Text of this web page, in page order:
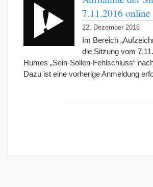
7.11.2016 online
22. Dezember 2016
Im Bereich
die Sitzung vom
Humes „Sein-Sollen-Fehlschluss“
Dazu ist eine vorherige Anmeldung